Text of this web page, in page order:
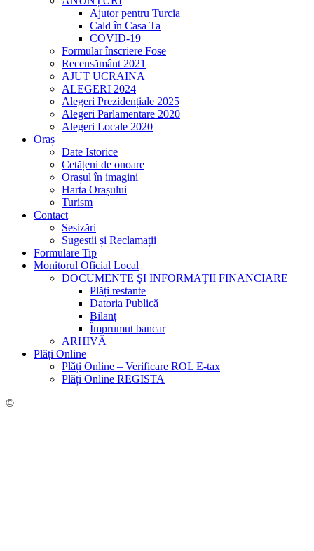
Ajutor pentru Turcia
Cald în Casa Ta
COVID-19
Formular înscriere Fose
Recensământ 2021
AJUT UCRAINA
ALEGERI 2024
Alegeri Prezidențiale 2025
Alegeri Parlamentare 2020
Alegeri Locale 2020
Oraș
Date Istorice
Cetățeni de onoare
Orașul în imagini
Harta Orașului
Turism
Contact
Sesizări
Sugestii și Reclamații
Formulare Tip
Monitorul Oficial Local
DOCUMENTE ŞI INFORMAŢII FINANCIARE
Plăți restante
Datoria Publică
Bilanț
Împrumut bancar
ARHIVĂ
Plăți Online
Plăți Online – Verificare ROL E-tax
Plăți Online REGISTA
©